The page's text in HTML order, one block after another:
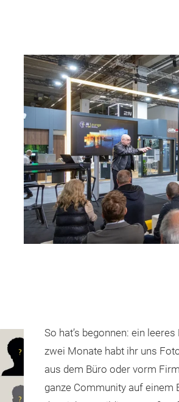
So hat’s begonnen: ein
zwei Monate habt ihr uns
aus dem Büro oder vorm
ganze Community auf einem